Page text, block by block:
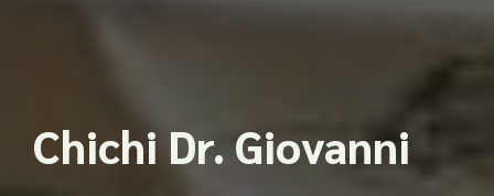
Chichi Dr. Giovanni